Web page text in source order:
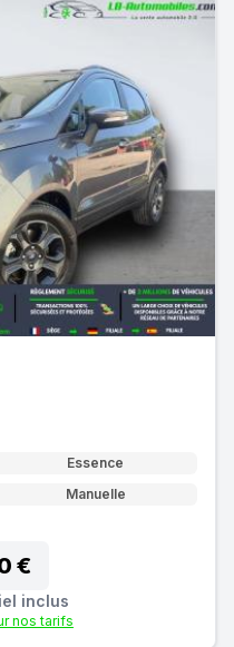
Essence
Manuelle
€
inclus
nos tarifs